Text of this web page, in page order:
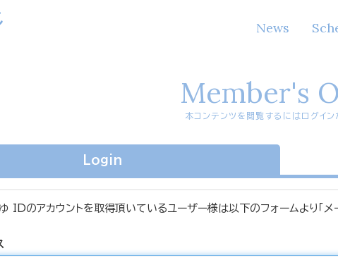
News
Member's
本コンテンツを閲覧するにはログイ
Login
IDのアカウントを取得頂いているユーザー様は以下のフォームより「メー